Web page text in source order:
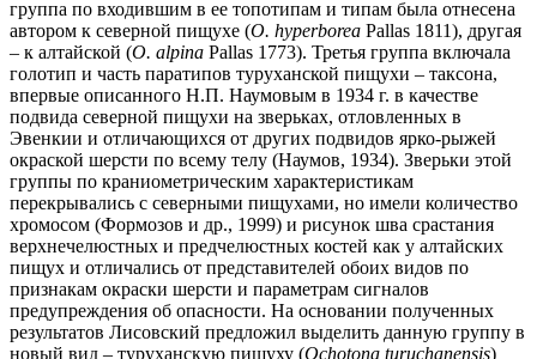
группа по входившим в ее топотипам и типам была отнесена
автором к северной пищухе (O. hyperborea Pallas 1811), другая
– к алтайской (O. alpina Pallas 1773). Третья группа включала
голотип и часть паратипов туруханской пищухи – таксона,
впервые описанного Н.П. Наумовым в 1934 г. в качестве
подвида северной пищухи на зверьках, отловленных в
Эвенкии и отличающихся от других подвидов ярко-рыжей
окраской шерсти по всему телу (Наумов, 1934). Зверьки этой
группы по краниометрическим характеристикам
перекрывались с северными пищухами, но имели количество
хромосом (Формозов и др., 1999) и рисунок шва срастания
верхнечелюстных и предчелюстных костей как у алтайских
пищух и отличались от представителей обоих видов по
признакам окраски шерсти и параметрам сигналов
предупреждения об опасности. На основании полученных
результатов Лисовский предложил выделить данную группу в
новый вид – туруханскую пищуху (Ochotona turuchanensis)